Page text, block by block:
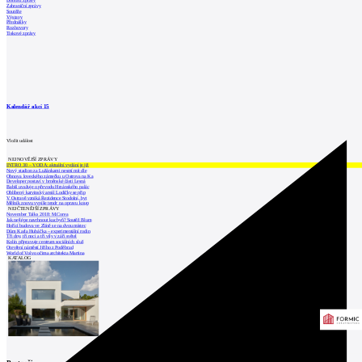
Zahraniční zprávy
Soutěže
Výstavy
Přednášky
Rozhovory
Tiskové zprávy
Kalendář akcí 15
Vložit událost
NEJNOVĚJŠÍ ZPRÁVY
INTRO 30 – VODA: aktuální vydání je již
Nový stadion za Lužánkami nesmí mít dle
Obnova loveckého zámečku u Ostrova na Ka
Developer postaví v brněnské části Lesná
Babiš uvažuje o převodu Hrzánského palác
Oblíbený karvinský areál Lodičky se přip
V Ostravě vzniká Rezidence Stodolní, byt
Mělník znovu vypíše tendr na opravu koup
NEJČTENĚJŠÍ ZPRÁVY
November Talks 2018: M.Corea
Jak nejlépe navrhnout kuchyň? Soutěž Blum
Hořící budova ve Zlíně se na dvou místec
Dům Karla Hubáčka – experimentální rodin
Tři dny, tři noci a tři vily v záři světel
Kolín připravuje centrum sociálních služ
Otevření náměstí Jiřího z Poděbrad
World of Volvo očima architekta Martina
KATALOG